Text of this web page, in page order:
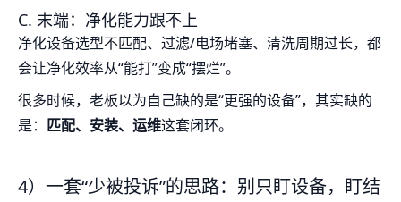
C. 末端：净化能力跟不上
净化设备选型不匹配、过滤/电场堵塞、清洗周期过长，都
会让净化效率从“能打”变成“摆烂”。
很多时候，老板以为自己缺的是“更强的设备”，其实缺的
是： 匹配、安装、运维这套闭环。
4）一套“少被投诉”的思路：别只盯设备，盯结